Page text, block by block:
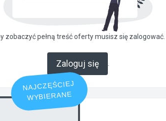
zobaczyć pełną treść oferty musisz się zalogować.
Zaloguj się
NAJCZĘŚCIEJ
WYBIERANE